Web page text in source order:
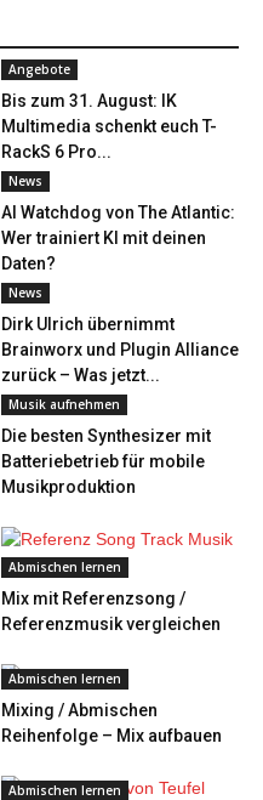
Angebote
Bis zum 31. August: IK
Multimedia schenkt euch T-
RackS 6 Pro...
News
AI Watchdog von The Atlantic:
Wer trainiert KI mit deinen
Daten?
News
Dirk Ulrich übernimmt
Brainworx und Plugin Alliance
zurück – Was jetzt...
Musik aufnehmen
Die besten Synthesizer mit
Batteriebetrieb für mobile
Musikproduktion
Abmischen lernen
Mix mit Referenzsong /
Referenzmusik vergleichen
Abmischen lernen
Mixing / Abmischen
Reihenfolge – Mix aufbauen
Abmischen lernen